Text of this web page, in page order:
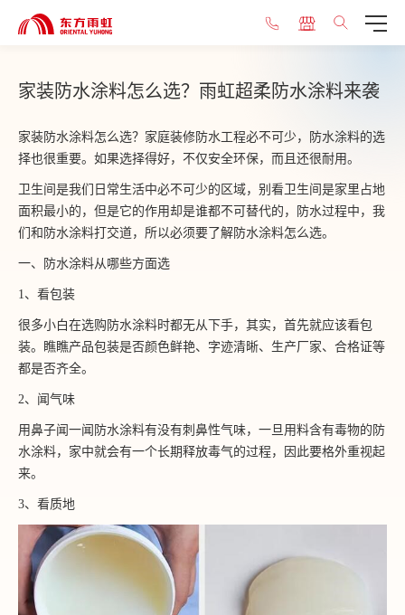
家装防水涂料怎么选？雨虹超柔防水涂料来袭
家装防水涂料怎么选？家庭装修防水工程必不可少，防水涂料的选
择也很重要。如果选择得好，不仅安全环保，而且还很耐用。
卫生间是我们日常生活中必不可少的区域，别看卫生间是家里占地
面积最小的，但是它的作用却是谁都不可替代的，防水过程中，我
们和防水涂料打交道，所以必须要了解防水涂料怎么选。
一、防水涂料从哪些方面选
1、看包装
很多小白在选购防水涂料时都无从下手，其实，首先就应该看包
装。瞧瞧产品包装是否颜色鲜艳、字迹清晰、生产厂家、合格证等
都是否齐全。
2、闻气味
用鼻子闻一闻防水涂料有没有刺鼻性气味，一旦用料含有毒物的防
水涂料，家中就会有一个长期释放毒气的过程，因此要格外重视起
来。
3、看质地